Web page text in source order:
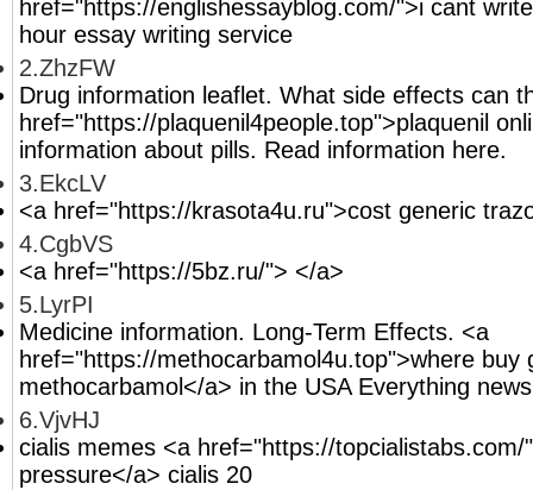
href="https://englishessayblog.com/">i cant
hour essay writing service
2.ZhzFW
Drug information leaflet. What side effects can
href="https://plaquenil4people.top">plaquenil
information about pills. Read information here.
3.EkcLV
<a href="https://krasota4u.ru">cost generic
4.CgbVS
<a href="https://5bz.ru/"> </a>
5.LyrPI
Medicine information. Long-Term Effects. <a
href="https://methocarbamol4u.top">where buy
methocarbamol</a> in the USA Everything
6.VjvHJ
cialis memes <a href="https://topcialistabs.com/
pressure</a> cialis 20